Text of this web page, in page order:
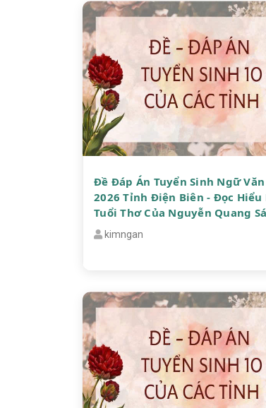
Đề Đáp Án Tuyển Sinh Ngữ
2026 Tỉnh Điện Biên - Đọc Hiểu
Tuổi Thơ Của Nguyễn Quang
kimngan